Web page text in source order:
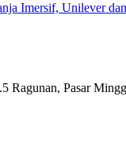
Imersif, Unilever
Pasar